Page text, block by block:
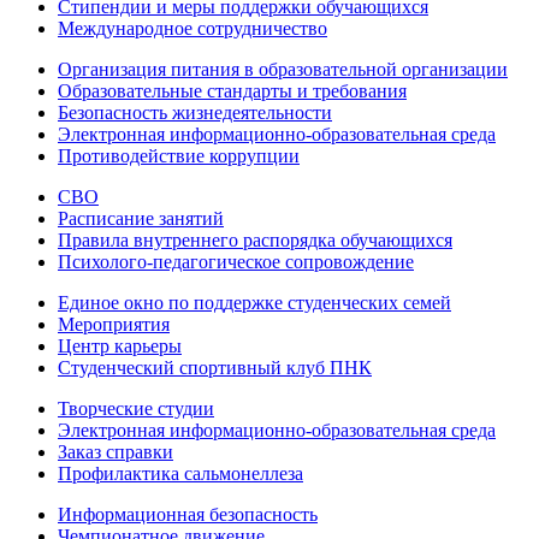
Стипендии и меры поддержки обучающихся
Международное сотрудничество
Организация питания в образовательной организации
Образовательные стандарты и требования
Безопасность жизнедеятельности
Электронная информационно-образовательная среда
Противодействие коррупции
СВО
Расписание занятий
Правила внутреннего распорядка обучающихся
Психолого-педагогическое сопровождение
Единое окно по поддержке студенческих семей
Мероприятия
Центр карьеры
Студенческий спортивный клуб ПНК
Творческие студии
Электронная информационно-образовательная среда
Заказ справки
Профилактика сальмонеллеза
Информационная безопасность